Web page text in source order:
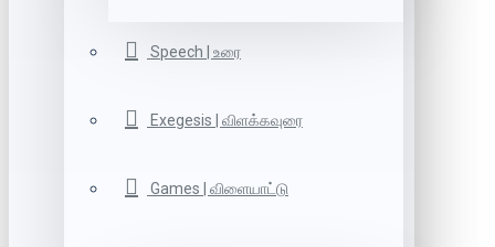
Speech | உரை
Exegesis | விளக்கவுரை
Games | விளையாட்டு